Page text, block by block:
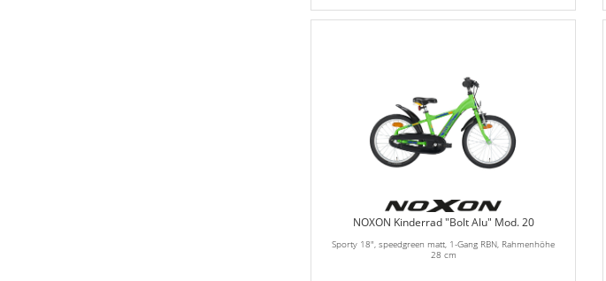
NOXON Kinderrad "Bolt Alu" Mod. 20
Sporty 18", speedgreen matt, 1-Gang RBN, Rahmenhöhe
28 cm